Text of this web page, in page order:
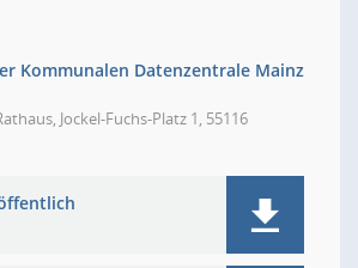
Kommunalen Datenzentrale Mainz
Jockel-Fuchs-Platz 1, 55116